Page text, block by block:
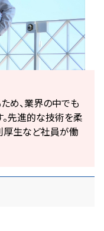
め、業界の中でも
先進的な技術を柔
厚生など社員が働